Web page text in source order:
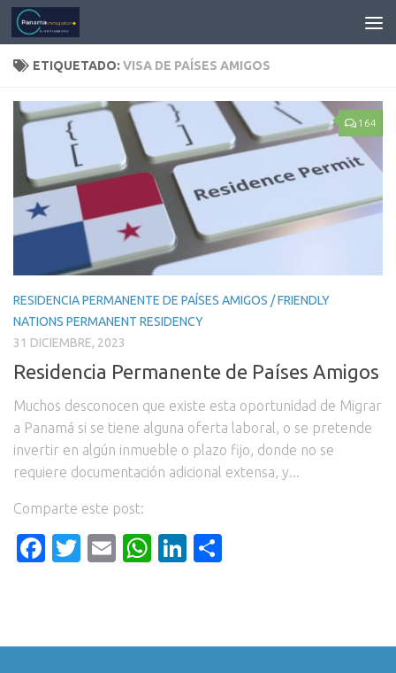
ETIQUETADO: VISA DE PAÍSES AMIGOS
164
RESIDENCIA PERMANENTE DE PAÍSES AMIGOS / FRIENDLY
NATIONS PERMANENT RESIDENCY
31 DICIEMBRE, 2023
Residencia Permanente de Países Amigos
Muchos desconocen que existe esta oportunidad de Migrar
a Panamá si se tiene alguna oferta laboral, o se pretende
invertir en algún inmueble o plazo fijo, donde no se
requiere documentación adicional extensa, y...
Comparte este post:
Facebook
Twitter
EmailWhatsApp
LinkedIn